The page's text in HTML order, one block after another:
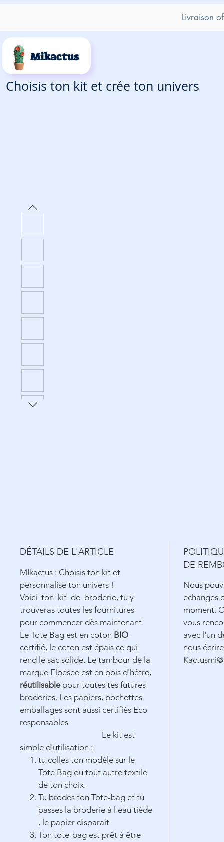
Livraison
Mikactus
Choisis ton kit et crée ton univers
DÉTAILS DE L'ARTICLE
MIkactus : Choisis ton kit et
personnalise ton univers !
Voici ton kit de broderie, tu y
trouveras toutes les fournitures
pour commencer dès maintenant.
Le Tote Bag est en coton BIO
certifié, le coton est épais ce qui
rend le sac solide. Le tambour de la
marque Elbesee est en bois d'hêtre,
réutilisablepour toutes tes futures
broderies. Les papiers, pochettes
emballages sont aussi certifiés Eco
responsables
Le kit est
simple d'utilisation :
tu colles ton modèle sur le
Tote Bag ou tout autre textile
de ton choix.
Tu brodes ton Tote-bag et tu
passes la broderie à l eau tiède
, le papier disparait
Ton tote-bag est prêt à être
DE
Nous
echanges
moment.
vous
avec l'un
nous